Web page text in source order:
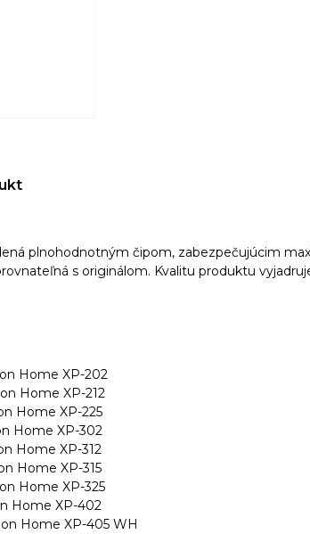
plnohodnotným čipom, zabezpečujúcim
s originálom. Kvalitu produktu
Home XP-202
Home XP-212
Home XP-225
Home XP-302
Home XP-312
Home XP-315
Home XP-325
Home XP-402
Home XP-405 WH